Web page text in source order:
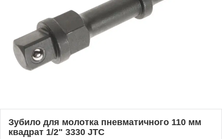
Зубило для молотка пневматичного 110 мм
квадрат 1/2" 3330 JTC